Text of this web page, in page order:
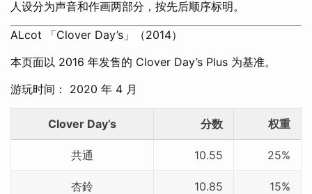
人设分为声音和作画两部分，按先后顺序标明。
ALcot 「Clover Day’s」（2014）
本页面以 2016 年发售的 Clover Day’s Plus 为基准。
游玩时间： 2020 年 4 月
Clover Day’s 分数 权重
共通 10.55 25%
杏鈴 10.85 15%